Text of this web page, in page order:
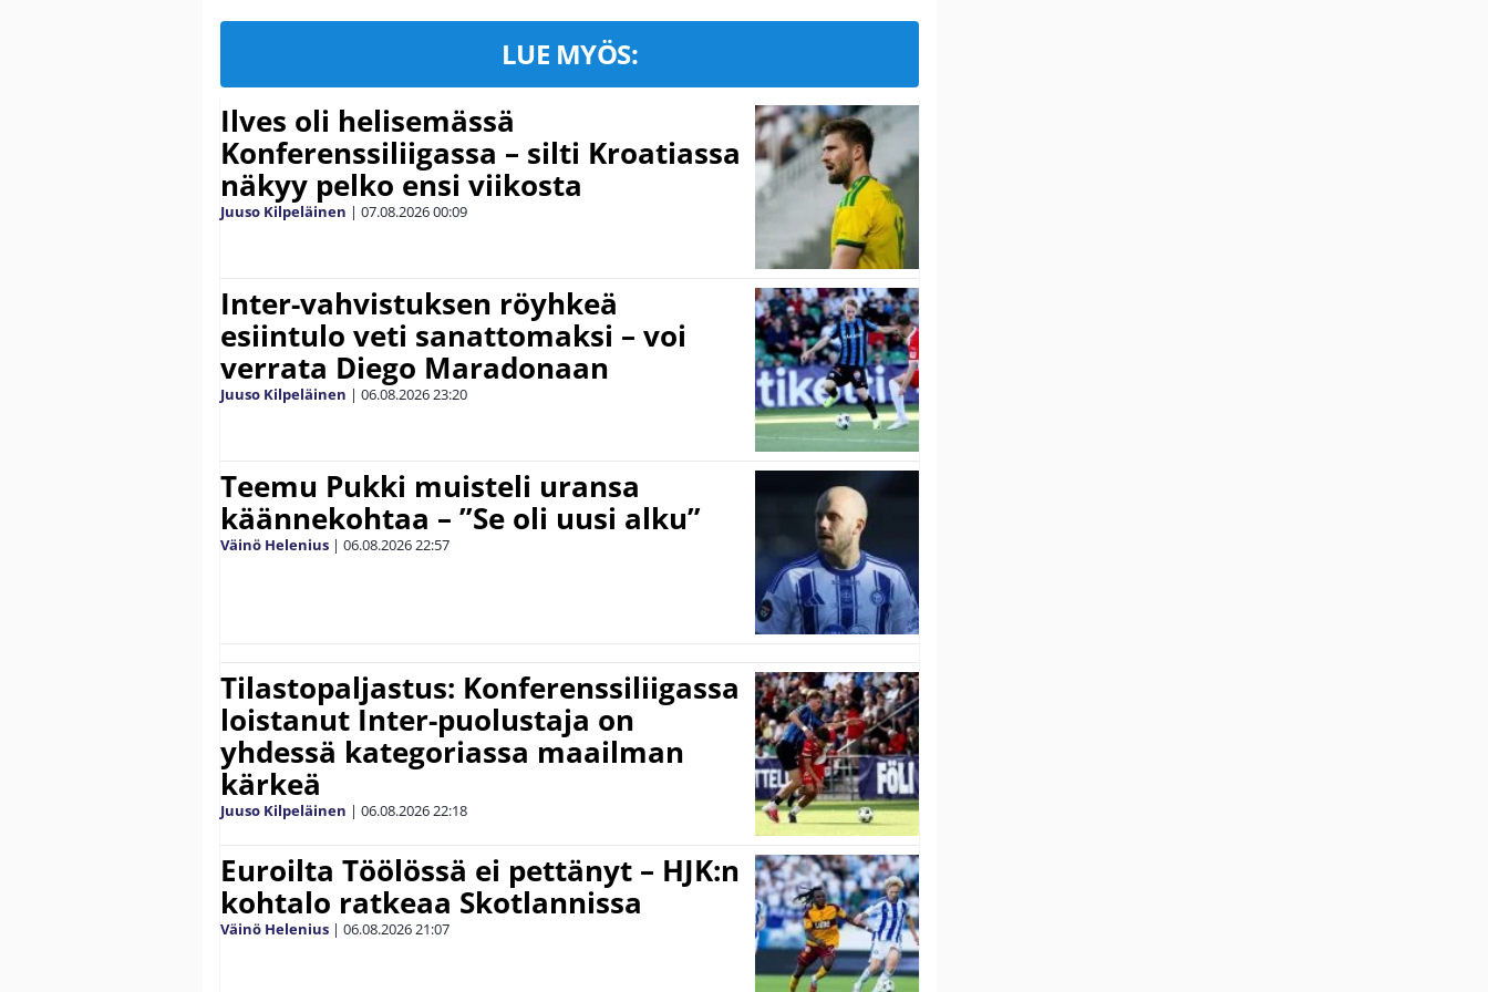
LUE MYÖS:
Ilves oli helisemässä
Konferenssiliigassa – silti Kroatiassa
näkyy pelko ensi viikosta
Juuso Kilpeläinen | 07.08.202600:09
Inter-vahvistuksen röyhkeä
esiintulo veti sanattomaksi – voi
verrata Diego Maradonaan
Juuso Kilpeläinen | 06.08.202623:20
Teemu Pukki muisteli uransa
käännekohtaa – ”Se oli uusi alku”
Väinö Helenius | 06.08.202622:57
Tilastopaljastus: Konferenssiliigassa
loistanut Inter-puolustaja on
yhdessä kategoriassa maailman
kärkeä
Juuso Kilpeläinen | 06.08.202622:18
Euroilta Töölössä ei pettänyt – HJK:n
kohtalo ratkeaa Skotlannissa
Väinö Helenius | 06.08.202621:07